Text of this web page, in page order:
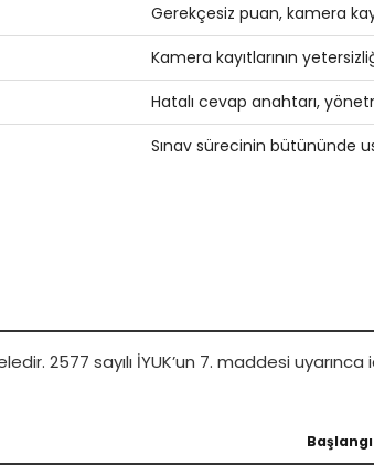
Gerekçesiz puan, kamera
Kamera kayıtlarının
Hatalı cevap anahtarı,
Sınav sürecinin bütününde
2577 sayılı İYUK’un 7. maddesi